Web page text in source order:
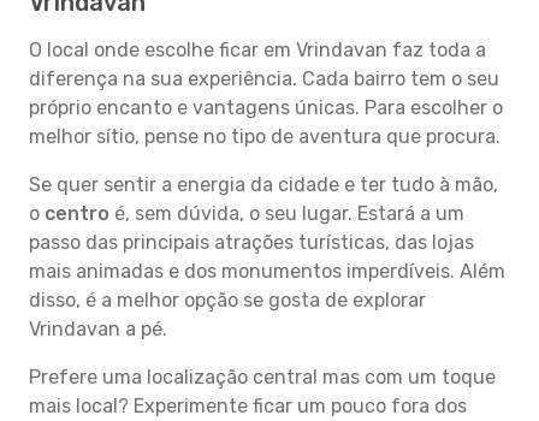
O local onde escolhe ficar em Vrindavan faz toda a
diferença na sua experiência. Cada bairro tem o seu
próprio encanto e vantagens únicas. Para escolher o
melhor sítio, pense no tipo de aventura que procura.
Se quer sentir a energia da cidade e ter tudo à mão,
o centro é, sem dúvida, o seu lugar. Estará a um
passo das principais atrações turísticas, das lojas
mais animadas e dos monumentos imperdíveis. Além
disso, é a melhor opção se gosta de explorar
Vrindavan a pé.
Prefere uma localização central mas com um toque
mais local? Experimente ficar um pouco fora dos